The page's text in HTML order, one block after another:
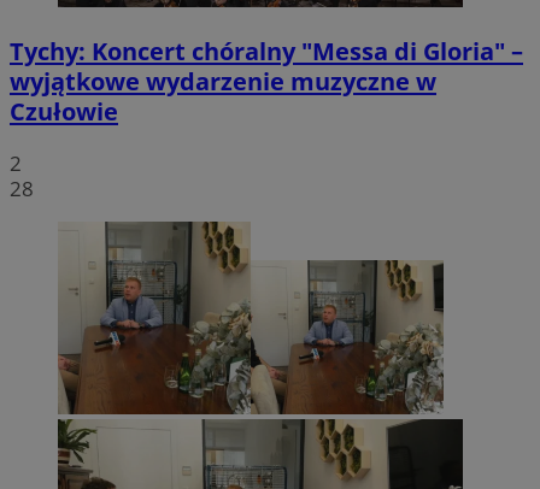
Tychy: Koncert chóralny "Messa di Gloria" –
wyjątkowe wydarzenie muzyczne w
Czułowie
2
28